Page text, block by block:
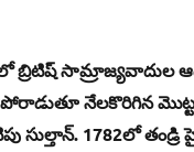
బ్రిటిష్‌ సామ్రాజ్యవాదుల
నేలకొరిగిన
సుల్తాన్‌. 1782లో